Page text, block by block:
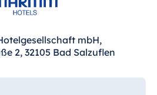
mbH,
2, 32105 Bad Salzuflen